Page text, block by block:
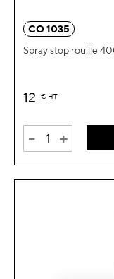
CO 1035
Spray stop rouille
12 € HT
- +